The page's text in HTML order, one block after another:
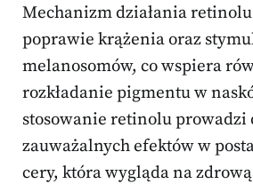
Mechanizm działania
poprawie krążenia oraz
melanosomów, co wspiera
rozkładanie pigmentu w
stosowanie retinolu prowadzi
zauważalnych efektów w
cery, która wygląda na